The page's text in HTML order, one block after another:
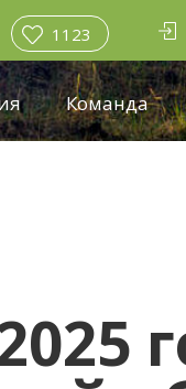
1123
Команда